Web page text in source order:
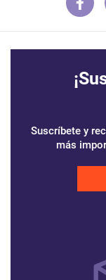
Suscríbete y
más